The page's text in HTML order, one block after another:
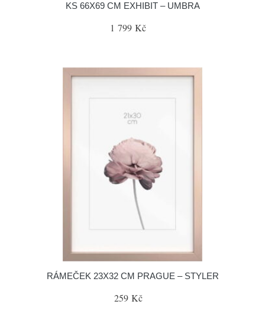
KS 66X69 CM EXHIBIT – UMBRA
1 799 Kč
RÁMEČEK 23X32 CM PRAGUE – STYLER
259 Kč